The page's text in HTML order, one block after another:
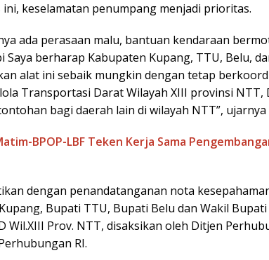
keselamatan penumpang menjadi prioritas.
ada perasaan malu, bantuan kendaraan
Saya berharap Kabupaten Kupang, TTU, Belu,
alat ini sebaik mungkin dengan tetap
Transportasi Darat Wilayah XIII provinsi NTT,
bagi daerah lain di wilayah NTT”, ujarnya
BPOP-LBF Teken Kerja Sama
dengan penandatanganan nota
Bupati TTU, Bupati Belu dan Wakil
Wil.XIII Prov. NTT, disaksikan oleh Ditjen
RI.